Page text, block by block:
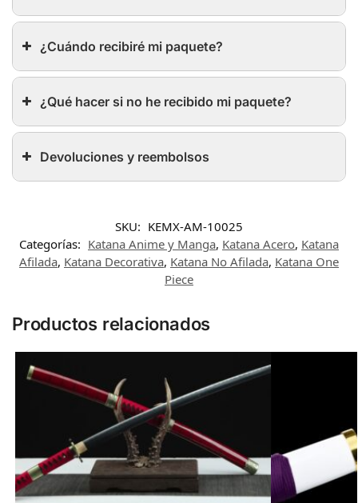
¿Cuándo recibiré mi paquete?
¿Qué hacer si no he recibido mi paquete?
Devoluciones y reembolsos
SKU: KEMX-AM-10025
Categorías: Katana Anime y Manga, Katana Acero, Katana
Afilada, Katana Decorativa, Katana No Afilada, Katana One
Piece
Productos relacionados